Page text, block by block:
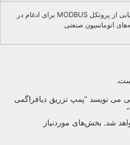
پشتیبانی از پروتکل MODBUS برای ادغام در
اتوماسیون صنعتی
می نویسد “پمپ تزریق دیافراگمی
شد. بخش‌های موردنیاز